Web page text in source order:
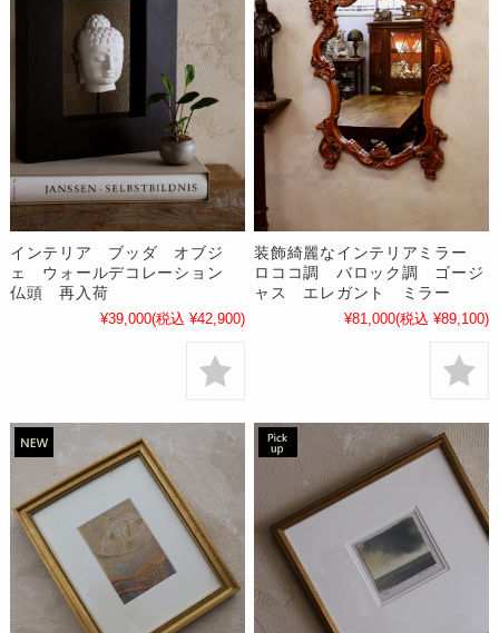
インテリア ブッダ オブジ
ェ ウォールデコレーション
仏頭 再入荷
¥39,000(税込 ¥42,900)
装飾綺麗なインテリアミラー
ロココ調 バロック調 ゴージ
ャス エレガント ミラー
¥81,000(税込 ¥89,100)